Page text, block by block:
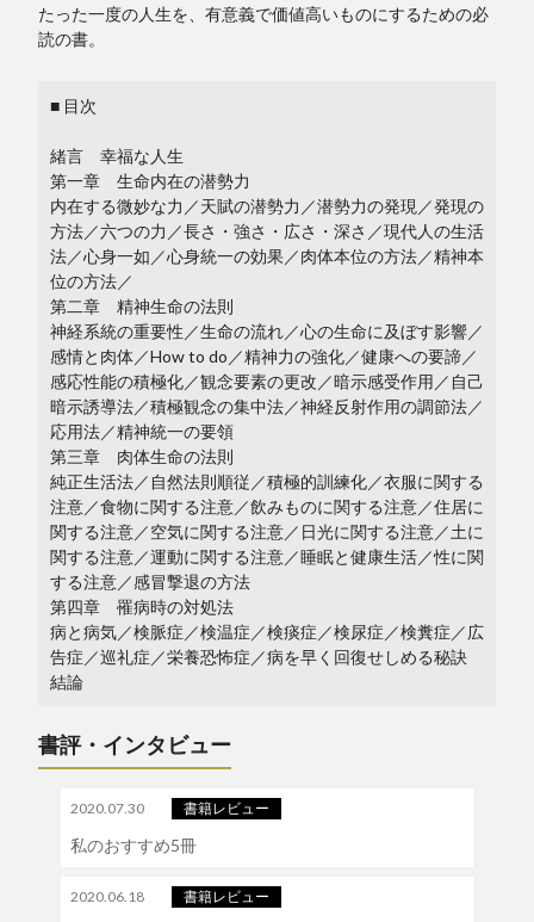
たった一度の人生を、有意義で価値高いものにするための必
読の書。
■ 目次
緒言 幸福な人生
第一章 生命内在の潜勢力
内在する微妙な力／天賦の潜勢力／潜勢力の発現／発現の
方法／六つの力／長さ・強さ・広さ・深さ／現代人の生活
法／心身一如／心身統一の効果／肉体本位の方法／精神本
位の方法／
第二章 精神生命の法則
神経系統の重要性／生命の流れ／心の生命に及ぼす影響／
感情と肉体／How to do／精神力の強化／健康への要諦／
感応性能の積極化／観念要素の更改／暗示感受作用／自己
暗示誘導法／積極観念の集中法／神経反射作用の調節法／
応用法／精神統一の要領
第三章 肉体生命の法則
純正生活法／自然法則順従／積極的訓練化／衣服に関する
注意／食物に関する注意／飲みものに関する注意／住居に
関する注意／空気に関する注意／日光に関する注意／土に
関する注意／運動に関する注意／睡眠と健康生活／性に関
する注意／感冒撃退の方法
第四章 罹病時の対処法
病と病気／検脈症／検温症／検痰症／検尿症／検糞症／広
告症／巡礼症／栄養恐怖症／病を早く回復せしめる秘訣
結論
書評・インタビュー
2020.07.30 書籍レビュー
私のおすすめ5冊
2020.06.18 書籍レビュー